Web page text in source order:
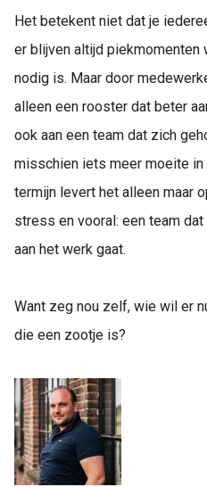
Het betekent niet dat je
er blijven altijd
nodig is. Maar door
alleen een rooster dat beter
ook aan een team dat zich
misschien iets meer moeite in
termijn levert het alleen maar
stress en vooral: een team
aan het werk gaat.
Want zeg nou zelf, wie wil er
die een zootje is?